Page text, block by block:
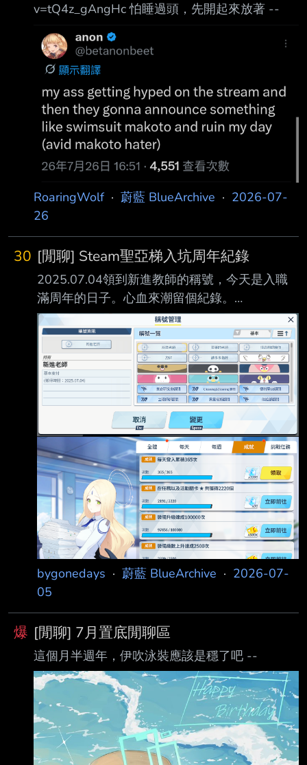
v=tQ4z_gAngHc 怕睡過頭，先開起來放著 --
RoaringWolf· 蔚藍 BlueArchive · 2026-07-
26
30 [閒聊] Steam聖亞梯入坑周年紀錄
2025.07.04領到新進教師的稱號，今天是入職
滿周年的日子。心血來潮留個紀錄。
https://i.postimg.cc/FzK8wYF1/tu-pian1.png 去
年看到蔚藍檔案推出steam版，一開始只是打發
時間體驗看看。 但是自從看了主線劇情之後就
越陷越深，比如黑服跟老師的經典對手戲。
https://i.postimg.cc/YjKNYPsJ/tu-pian2.png 第
一次看到對策委員會篇黑服對老師的忠告，又是
好笑又是讚嘆。 打破第四面牆的手法把老師解
決難題的外掛綁在現實老師手中的卡片。
bygonedays · 蔚藍 BlueArchive · 2026-07-
05
爆 [閒聊] 7月置底閒聊區
這個月半週年，伊吹泳裝應該是穩了吧 --